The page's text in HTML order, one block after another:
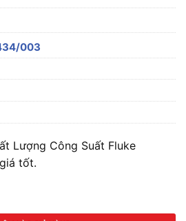
003
Lượng Công Suất Fluke
tốt.
Lượng Công Suất Fluke 434/003 số